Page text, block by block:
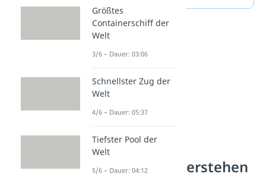
Beziehungen verstehen
Größtes
Containerschiff der
Welt
3/6 – Dauer: 03:06
Schnellster Zug der
Welt
4/6 – Dauer: 05:37
Tiefster Pool der
Welt
5/6 – Dauer: 04:12